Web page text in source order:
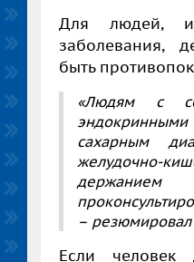
Для людей,
заболевания,
быть
«Людям с
сахарным
желудочно-
– резюмировал
Если